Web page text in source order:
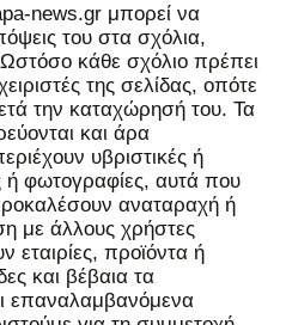
news.gr μπορεί να
του στα σχόλια,
Ωστόσο κάθε σχόλιο πρέπει
της σελίδας, οπότε
την καταχώρησή του. Τα
και άρα
υβριστικές ή
ή φωτογραφίες, αυτά που
αναταραχή ή
με άλλους χρήστες
εταιρίες, προϊόντα ή
και βέβαια τα
επαναλαμβανόμενα